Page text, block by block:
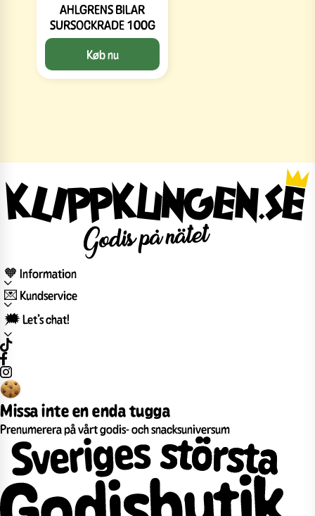
AHLGRENS BILAR
SURSOCKRADE 100G
Køb nu
🧡 Information
💌 Kundservice
🗯️ Let’s chat!
Missa inte en enda tugga
Prenumerera på vårt godis- och snacksuniversum